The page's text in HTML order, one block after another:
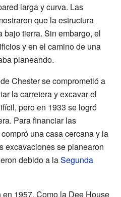
larga y curva. Las
que la estructura
bajo tierra. Sin embargo, el
y en el camino de una
planeando.
Chester se comprometió a
la carretera y excavar el
pero en 1933 se logró
Para financiar las
una casa cercana y la
excavaciones se planearon
debido a laSegunda
1957. Como la Dee House